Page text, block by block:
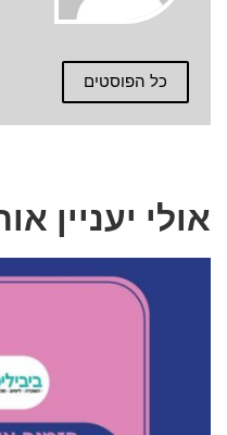
כל הפוסטים
אולי יעניין